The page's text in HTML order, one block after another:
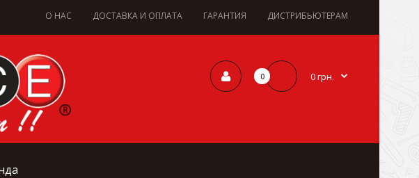
О НАС ДОСТАВКА И ОПЛАТА ГАРАНТИЯ ДИСТРИБЬЮТЕРАМ
0 0 грн.